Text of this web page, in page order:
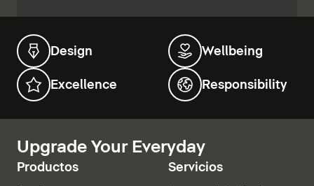
Design Wellbeing
Excellence Responsibility
Upgrade Your Everyday
Productos Servicios